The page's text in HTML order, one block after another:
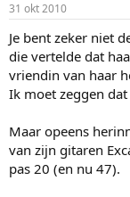
31 okt 2010
Je bent zeker niet
die vertelde dat
vriendin van haar
Ik moet zeggen
Maar opeens
van zijn gitaren
pas 20 (en nu 47).